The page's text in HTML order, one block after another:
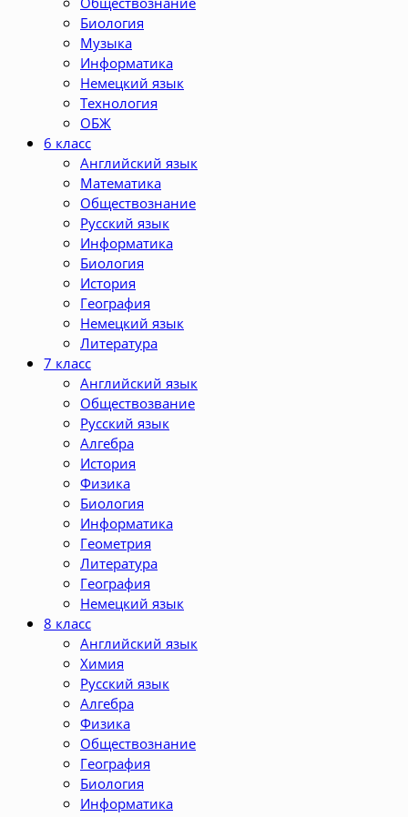
Биология
Музыка
Информатика
Немецкий язык
Технология
ОБЖ
6 класс
Английский язык
Математика
Обществознание
Русский язык
Информатика
Биология
История
География
Немецкий язык
Литература
7 класс
Английский язык
Обществозвание
Русский язык
Алгебра
История
Физика
Биология
Информатика
Геометрия
Литература
География
Немецкий язык
8 класс
Английский язык
Химия
Русский язык
Алгебра
Физика
Обществознание
География
Биология
Информатика